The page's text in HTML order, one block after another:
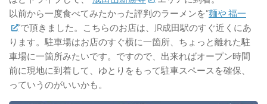
以前から一度食べてみたかった評判のラーメンを”麺や 福一
”で頂きました。こちらのお店は、JR成田駅のすぐ近くにあ
ります。駐車場はお店のすぐ横に一箇所、ちょっと離れた駐
車場に一箇所みたいです。ですので、出来ればオープン時間
前に現地に到着して、ゆとりをもって駐車スペースを確保、
っていうのがいいかも。